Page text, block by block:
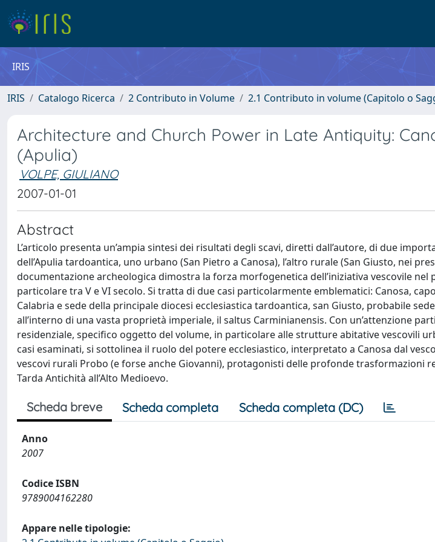
IRIS
IRIS Catalogo Ricerca 2 Contributo in Volume 2.1 Contributo in volume (Capitolo o
Architecture and Church Power in Late Antiquity:
(Apulia)
VOLPE, GIULIANO
2007-01-01
Abstract
L’articolo presenta un’ampia sintesi dei risultati degli scavi, diretti dall’autore, di due
dell’Apulia tardoantica, uno urbano (San Pietro a Canosa), l’altro rurale (San Giusto, nei
documentazione archeologica dimostra la forza morfogenetica dell’iniziativa vescovile nel
particolare tra V e VI secolo. Si tratta di due casi particolarmente emblematici: Canosa,
Calabria e sede della principale diocesi ecclesiastica tardoantica, san Giusto, probabile
all’interno di una vasta proprietà imperiale, il saltus Carminianensis. Con un’attenzione
residenziale, specifico oggetto del volume, in particolare alle strutture abitative vescovili
casi esaminati, si sottolinea il ruolo del potere ecclesiastico, interpretato a Canosa dal
vescovi rurali Probo (e forse anche Giovanni), protagonisti delle profonde trasformazioni
Tarda Antichità all’Alto Medioevo.
Scheda breve Scheda completa Scheda completa (DC)
Anno
2007
Codice ISBN
9789004162280
Appare nelle tipologie: